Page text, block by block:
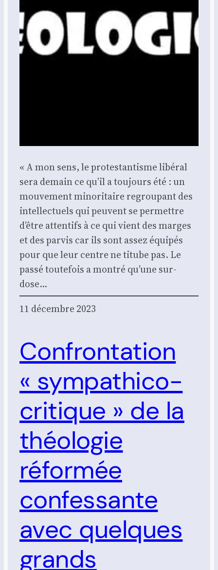
« A mon sens, le pro­tes­tan­tisme libé­ral
sera demain ce qu’il a tou­jours été : un
mou­ve­ment mino­ri­taire regrou­pant des
intel­lec­tuels qui peuvent se per­mettre
d’être atten­tifs à ce qui vient des marges
et des par­vis car ils sont assez équi­pés
pour que leur centre ne titube pas. Le
pas­sé tou­te­fois a mon­tré qu’une sur­
dose…
11 décembre 2023
Confrontation
« sympathico-
critique » de la
théologie
réformée
confessante
avec quelques
grands